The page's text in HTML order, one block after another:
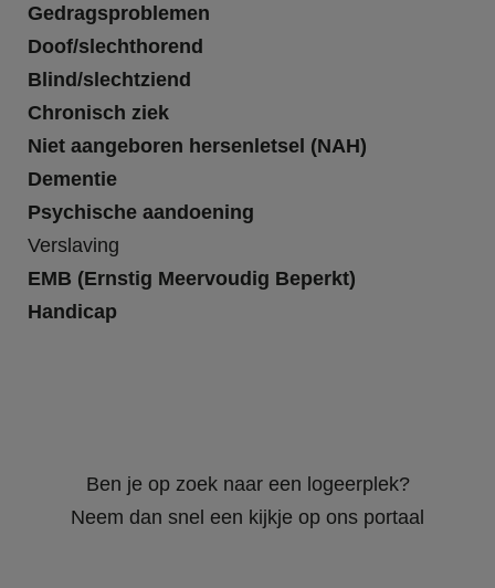
Gedragsproblemen
Doof/slechthorend
Blind/slechtziend
Chronisch ziek
Niet aangeboren hersenletsel (NAH)
Dementie
Psychische aandoening
Verslaving
EMB (Ernstig Meervoudig Beperkt)
Handicap
Ben je op zoek naar een logeerplek?
Neem dan snel een kijkje op ons portaal